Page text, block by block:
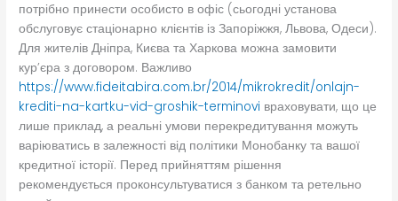
потрібно принести особисто в офіс (сьогодні установа
обслуговує стаціонарно клієнтів із Запоріжжя, Львова, Одеси).
Для жителів Дніпра, Києва та Харкова можна замовити
кур’єра з договором. Важливо
https://www.fideitabira.com.br/2014/mikrokredit/onlajn-
krediti-na-kartku-vid-groshik-terminovi враховувати, що це
лише приклад, а реальні умови перекредитування можуть
варіюватись в залежності від політики Монобанку та вашої
кредитної історії. Перед прийняттям рішення
рекомендується проконсультуватися з банком та ретельно